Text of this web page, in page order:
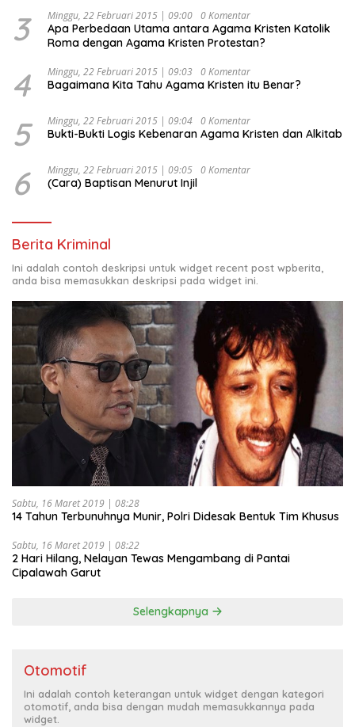
Indonesia Emas 2045”,
3 Minggu, 22 Februari 2015 | 09:00 0 Komentar
Apa Perbedaan Utama antara Agama Kristen Katolik
Roma dengan Agama Kristen Protestan?
4 Minggu, 22 Februari 2015 | 09:03 0 Komentar
Bagaimana Kita Tahu Agama Kristen itu Benar?
5 Minggu, 22 Februari 2015 | 09:04 0 Komentar
Bukti-Bukti Logis Kebenaran Agama Kristen dan Alkitab
6 Minggu, 22 Februari 2015 | 09:05 0 Komentar
(Cara) Baptisan Menurut Injil
Berita Kriminal
Ini adalah contoh deskripsi untuk widget recent post wpberita,
anda bisa memasukkan deskripsi pada widget ini.
Sabtu, 16 Maret 2019 | 08:28
14 Tahun Terbunuhnya Munir, Polri Didesak Bentuk Tim Khusus
Sabtu, 16 Maret 2019 | 08:22
2 Hari Hilang, Nelayan Tewas Mengambang di Pantai
Cipalawah Garut
Selengkapnya
Otomotif
Ini adalah contoh keterangan untuk widget dengan kategori
otomotif, anda bisa dengan mudah memasukkannya pada
widget.